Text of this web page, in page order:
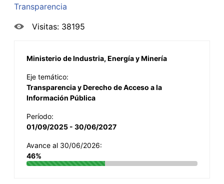
Transparencia
Visitas: 38195
Ministerio de Industria, Energía y Minería
Eje temático:
Transparencia y Derecho de Acceso a la
Información Pública
Período:
01/09/2025 - 30/06/2027
Avance al 30/06/2026:
46%